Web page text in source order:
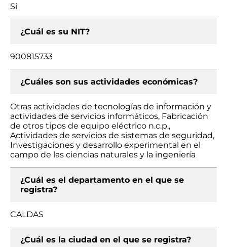
Si
¿Cuál es su NIT?
900815733
¿Cuáles son sus actividades económicas?
Otras actividades de tecnologías de información y
actividades de servicios informáticos, Fabricación
de otros tipos de equipo eléctrico n.c.p.,
Actividades de servicios de sistemas de seguridad,
Investigaciones y desarrollo experimental en el
campo de las ciencias naturales y la ingeniería
¿Cuál es el departamento en el que se
registra?
CALDAS
¿Cuál es la ciudad en el que se registra?